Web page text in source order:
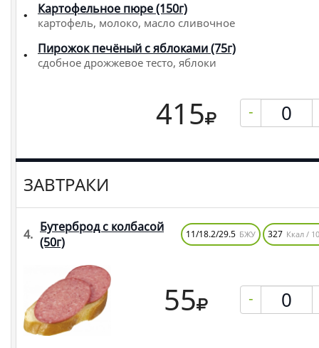
Картофельное пюре (150г)
картофель, молоко, масло сливочное
Пирожок печёный с яблоками (75г)
сдобное дрожжевое тесто, яблоки
415 -
ЗАВТРАКИ
4. Бутерброд с колбасой
(50г)
11/18.2/29.5 БЖУ 327 Ккал /
55 -